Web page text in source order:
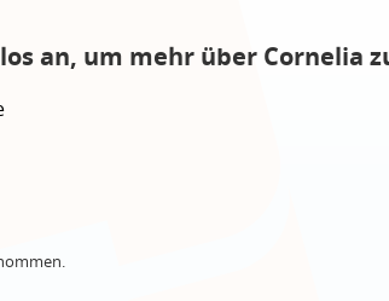
an, um mehr über Cornelia